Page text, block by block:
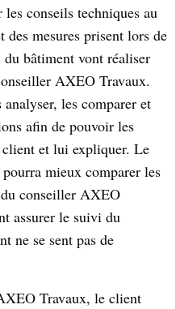
conseils techniques au
mesures prisent lors de
du bâtiment vont réaliser
AXEO Travaux.
les comparer et
afin de pouvoir les
et lui expliquer. Le
mieux comparer les
du conseiller AXEO
assurer le suivi du
ne se sent pas de
Travaux, le client